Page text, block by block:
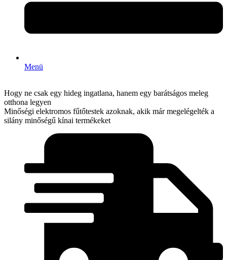
Menü
Hogy ne csak egy hideg ingatlana, hanem egy barátságos meleg
otthona legyen
Minőségi elektromos fűtőtestek azoknak, akik már megelégelték a
silány minőségű kínai termékeket